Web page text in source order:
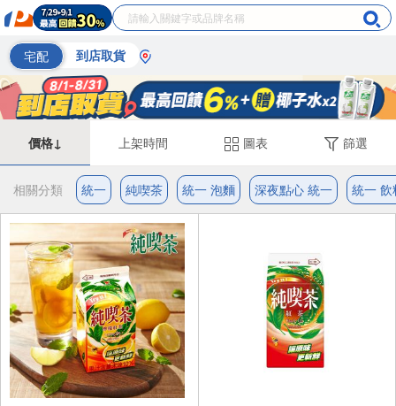
宅配 到店取貨
價格↓ 上架時間 圖表 篩選
相關分類 統一 純喫茶 統一 泡麵 深夜點心 統一 統一 飲